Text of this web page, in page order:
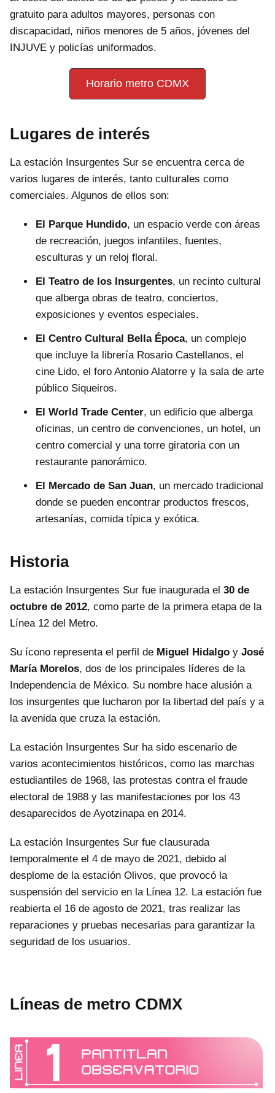
gratuito para adultos mayores, personas con
discapacidad, niños menores de 5 años, jóvenes del
INJUVE y policías uniformados.
Horario metro CDMX
Lugares de interés
La estación Insurgentes Sur se encuentra cerca de
varios lugares de interés, tanto culturales como
comerciales. Algunos de ellos son:
El Parque Hundido, un espacio verde con áreas
de recreación, juegos infantiles, fuentes,
esculturas y un reloj floral.
El Teatro de los Insurgentes, un recinto cultural
que alberga obras de teatro, conciertos,
exposiciones y eventos especiales.
El Centro Cultural Bella Época, un complejo
que incluye la librería Rosario Castellanos, el
cine Lido, el foro Antonio Alatorre y la sala de arte
público Siqueiros.
El World Trade Center, un edificio que alberga
oficinas, un centro de convenciones, un hotel, un
centro comercial y una torre giratoria con un
restaurante panorámico.
El Mercado de San Juan, un mercado tradicional
donde se pueden encontrar productos frescos,
artesanías, comida típica y exótica.
Historia
La estación Insurgentes Sur fue inaugurada el 30 de
octubre de 2012, como parte de la primera etapa de la
Línea 12 del Metro.
Su ícono representa el perfil de Miguel Hidalgo y José
María Morelos, dos de los principales líderes de la
Independencia de México. Su nombre hace alusión a
los insurgentes que lucharon por la libertad del país y a
la avenida que cruza la estación.
La estación Insurgentes Sur ha sido escenario de
varios acontecimientos históricos, como las marchas
estudiantiles de 1968, las protestas contra el fraude
electoral de 1988 y las manifestaciones por los 43
desaparecidos de Ayotzinapa en 2014.
La estación Insurgentes Sur fue clausurada
temporalmente el 4 de mayo de 2021, debido al
desplome de la estación Olivos, que provocó la
suspensión del servicio en la Línea 12. La estación fue
reabierta el 16 de agosto de 2021, tras realizar las
reparaciones y pruebas necesarias para garantizar la
seguridad de los usuarios.
Líneas de metro CDMX